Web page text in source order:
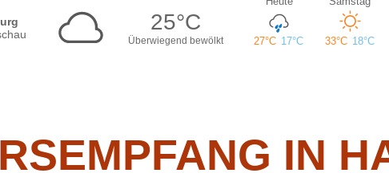
IN